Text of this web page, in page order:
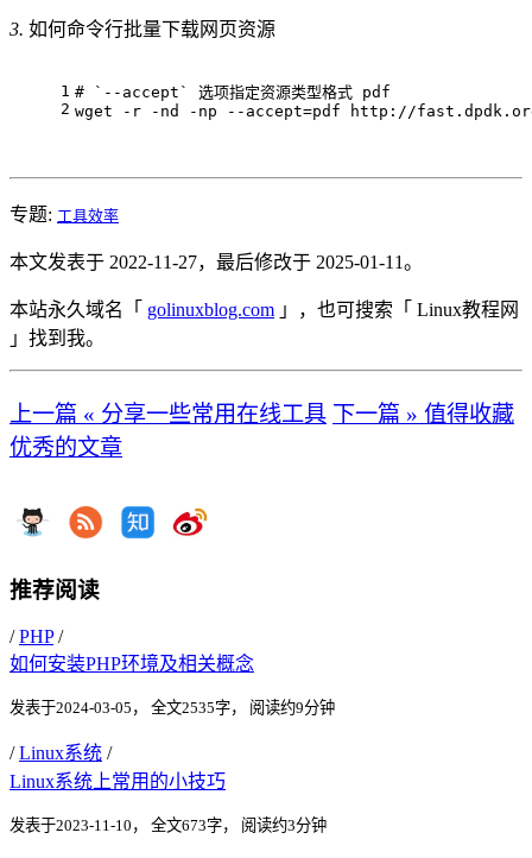
3. 如何命令行批量下载网页资源
1
2
# `--accept` 选项指定资源类型格式 pdf
wget -r -nd -np --accept=pdf http://
专题: 工具效率
本文发表于 2022-11-27，最后修改于 2025-01-11。
本站永久域名「 golinuxblog.com 」，也可搜索「 Linux教程网
」找到我。
上一篇 « 分享一些常用在线工具 下一篇 » 值得收藏
优秀的文章
推荐阅读
/ PHP /
如何安装PHP环境及相关概念
发表于2024-03-05， 全文2535字， 阅读约9分钟
/ Linux系统 /
Linux系统上常用的小技巧
发表于2023-11-10， 全文673字， 阅读约3分钟